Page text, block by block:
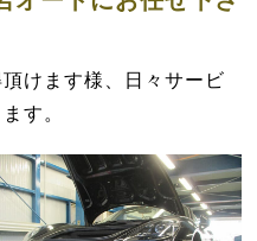
けます様、日々サービ
す。